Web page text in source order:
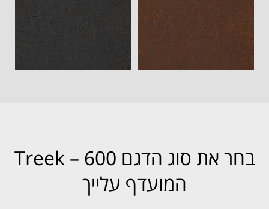
בחר את סוג הדגם 600 – Treek
המועדף עלייך